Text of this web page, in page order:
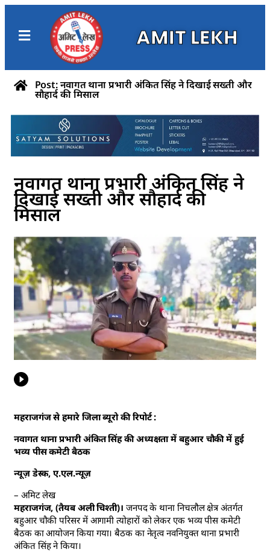
AMIT LEKH
Post: नवागत थाना प्रभारी अंकित सिंह ने दिखाई सख्ती और
सौहार्द की मिसाल
नवागत थाना प्रभारी अंकित सिंह ने
दिखाई सख्ती और सौहार्द की
मिसाल
महराजगंज से हमारे जिला ब्यूरो की रिपोर्ट :
नवागत थाना प्रभारी अंकित सिंह की अध्यक्षता में बहुआर चौकी में हुई
भव्य पीस कमेटी बैठक
न्यूज़ डेस्क, ए.एल.न्यूज़
– अमिट लेख
महराजगंज, (तैयब अली चिश्ती)। जनपद के थाना निचलौल क्षेत्र अंतर्गत
बहुआर चौकी परिसर में आगामी त्योहारों को लेकर एक भव्य पीस कमेटी
बैठक का आयोजन किया गया। बैठक का नेतृत्व नवनियुक्त थाना प्रभारी
अंकित सिंह ने किया।